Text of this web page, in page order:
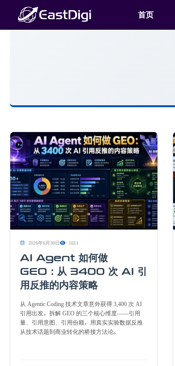
首页
2026年6月30日 1611
AI Agent 如何做
GEO：从 3400 次 AI 引
用反推的内容策略
从 Agentic Coding 技术文章意外获得 3,400 次 AI
引用出发，拆解 GEO 的三个核心维度——引用
量、引用意图、引用份额，用真实实验数据反推
从技术话题到商业转化的桥接方法论。